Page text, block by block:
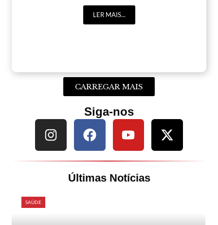
LER MAIS...
CARREGAR MAIS
Siga-nos
Últimas Notícias
SAÚDE